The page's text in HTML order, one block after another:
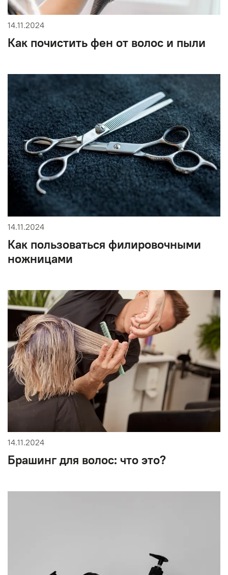
14.11.2024
Как почистить фен от волос и пыли
14.11.2024
Как пользоваться филировочными
ножницами
14.11.2024
Брашинг для волос: что это?